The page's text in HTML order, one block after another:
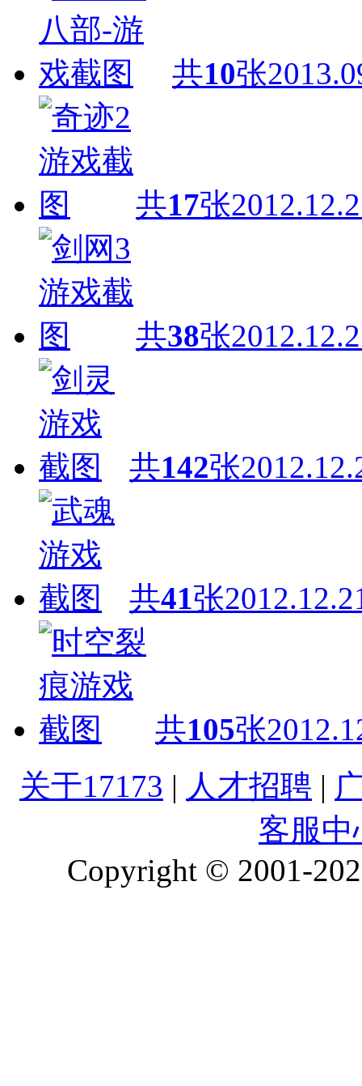
共10张
共17张
共38张
共142张
共41张
共105张
关于17173 | 人才招聘 |
客服中
Copyright © 2001-